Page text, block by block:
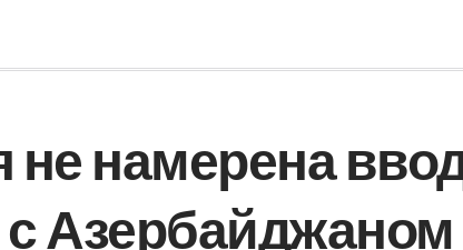
не намерена
Азербайджаном